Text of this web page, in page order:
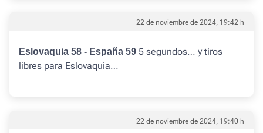
22 de noviembre de 2024, 19:42 h
Eslovaquia 58 - España 59 5 segundos… y tiros
libres para Eslovaquia…
22 de noviembre de 2024, 19:40 h